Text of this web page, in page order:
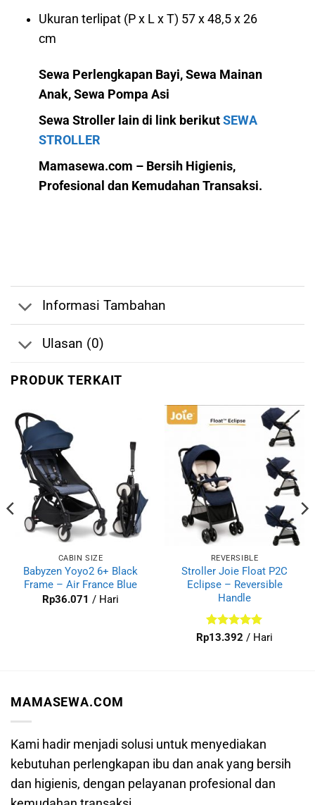
Ukuran terlipat (P x L x T) 57 x 48,5 x 26
cm
Sewa Perlengkapan Bayi, Sewa Mainan
Anak, Sewa Pompa Asi
Sewa Stroller lain di link berikutSEWA
STROLLER
Mamasewa.com – Bersih Higienis,
Profesional dan Kemudahan Transaksi.
Informasi Tambahan
Ulasan (0)
PRODUK TERKAIT
CABIN SIZE
Babyzen Yoyo2 6+ Black
Frame – Air France Blue
Rp36.071 / Hari
REVERSIBLE
Stroller Joie Float P2C
Eclipse – Reversible
Handle
Dinilai5
Rp13.392 / Hari
MAMASEWA.COM
Kami hadir menjadi solusi untuk menyediakan
kebutuhan perlengkapan ibu dan anak yang bersih
dan higienis, dengan pelayanan profesional dan